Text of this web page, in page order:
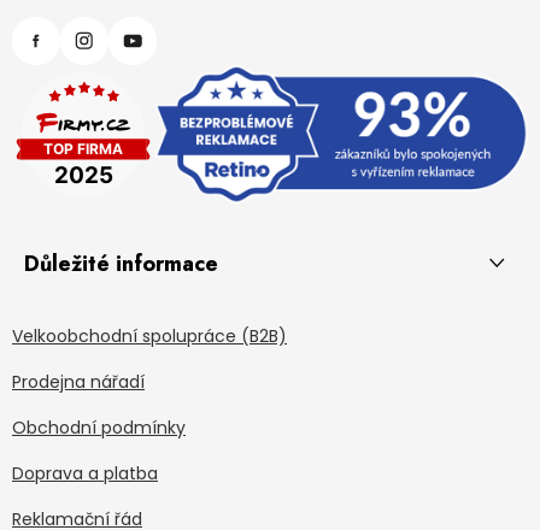
Důležité informace
Velkoobchodní spolupráce (B2B)
Prodejna nářadí
Obchodní podmínky
Doprava a platba
Reklamační řád